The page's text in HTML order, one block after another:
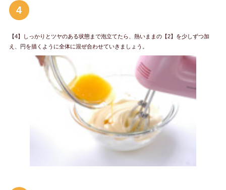
4
【4】しっかりとツヤのある状態まで泡立てたら、熱いままの【2】を少しずつ加
え、円を描くように全体に混ぜ合わせていきましょう。